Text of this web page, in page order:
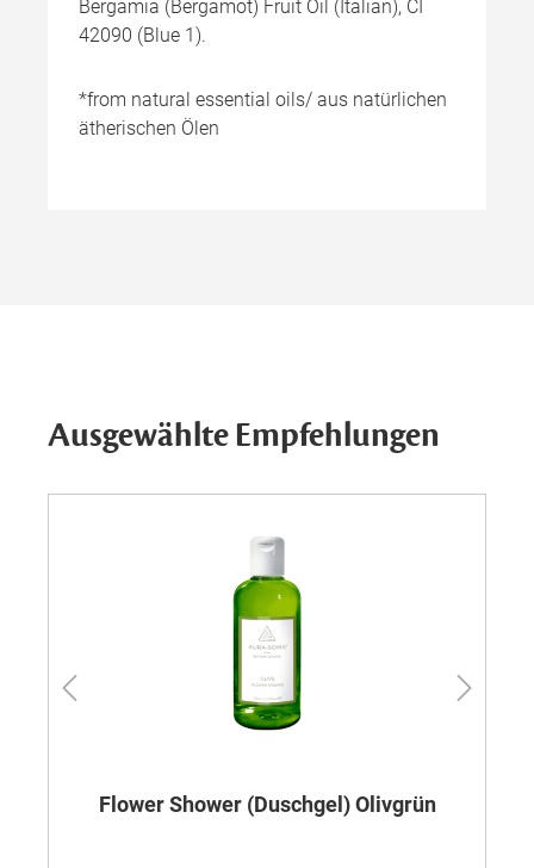
Bergamia (Bergamot) Fruit Oil (Italian), CI
42090 (Blue 1).
*from natural essential oils/ aus natürlichen
ätherischen Ölen
Ausgewählte Empfehlungen
Flower Shower (Duschgel) Olivgrün